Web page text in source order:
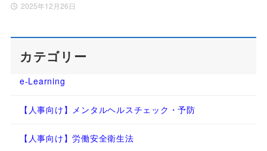
2025年12月26日
カテゴリー
e-Learning
【人事向け】メンタルヘルスチェック・予防
【人事向け】労働安全衛生法